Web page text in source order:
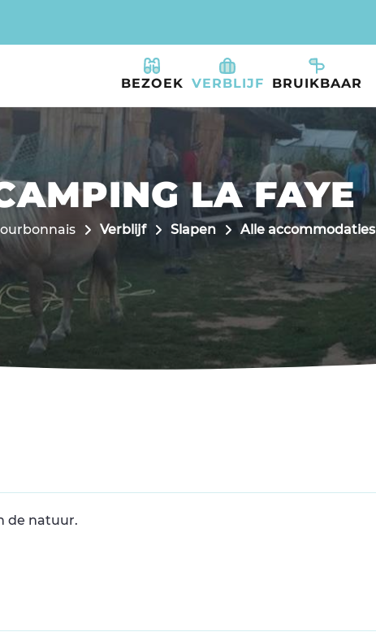
BEZOEK VERBLIJF BRUIKBAAR
LA FAYE
Verblijf Slapen Alle accommodaties
de natuur.